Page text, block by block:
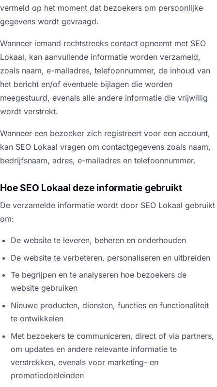
vermeld op het moment dat bezoekers om persoonlijke
gegevens wordt gevraagd.
Wanneer iemand rechtstreeks contact opneemt met SEO
Lokaal, kan aanvullende informatie worden verzameld,
zoals naam, e-mailadres, telefoonnummer, de inhoud van
het bericht en/of eventuele bijlagen die worden
meegestuurd, evenals alle andere informatie die vrijwillig
wordt verstrekt.
Wanneer een bezoeker zich registreert voor een account,
kan SEO Lokaal vragen om contactgegevens zoals naam,
bedrijfsnaam, adres, e-mailadres en telefoonnummer.
Hoe SEO Lokaal deze informatie gebruikt
De verzamelde informatie wordt door SEO Lokaal gebruikt
om:
De website te leveren, beheren en onderhouden
De website te verbeteren, personaliseren en uitbreiden
Te begrijpen en te analyseren hoe bezoekers de
website gebruiken
Nieuwe producten, diensten, functies en functionaliteit
te ontwikkelen
Met bezoekers te communiceren, direct of via partners,
om updates en andere relevante informatie te
verstrekken, evenals voor marketing- en
promotiedoeleinden